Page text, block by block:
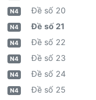
N4 Đề số 20
N4 Đề số 21
N4 Đề số 22
N4 Đề số 23
N4 Đề số 24
N4 Đề số 25